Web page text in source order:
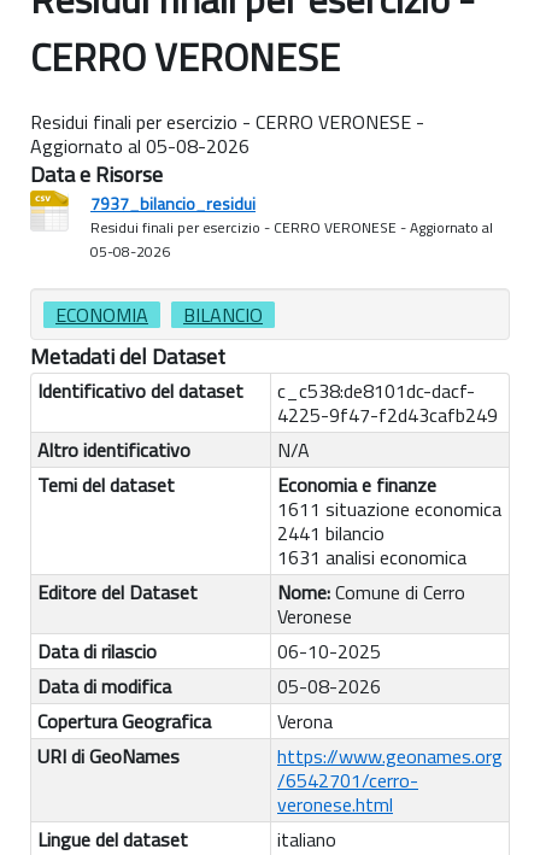
CERRO VERONESE
Residui finali per esercizio - CERRO VERONESE -
Aggiornato al 05-08-2026
Data e Risorse
7937_bilancio_residui
Residui finali per esercizio - CERRO VERONESE - Aggiornato al
05-08-2026
ECONOMIA BILANCIO
Metadati del Dataset
Identificativo del dataset
c_c538:de8101dc-dacf-
4225-9f47-f2d43cafb249
Altro identificativo
N/A
Temi del dataset
Economia e finanze
1611 situazione economica
2441 bilancio
1631 analisi economica
Editore del Dataset
Nome:Comune di Cerro
Veronese
Data di rilascio
06-10-2025
Data di modifica
05-08-2026
Copertura Geografica
Verona
URI di GeoNames
https://www.geonames.org
/6542701/cerro-
veronese.html
Lingue del dataset
italiano